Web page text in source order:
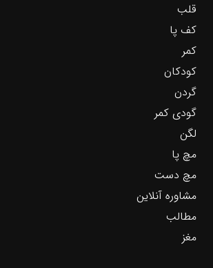
قلب
کف پا
کمر
کودکان
گردن
گودی کمر
لگن
مچ پا
مچ دست
مشاوره آنلاین
مطالب
مغز